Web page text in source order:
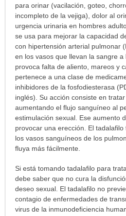
enfermedades
prescribe
este
medicamento?
sido
extendido.
para orinar (vacilación, goteo,
incompleto de la vejiga), dolor al
urgencia urinaria en hombres
se usa para mejorar la capacidad
con hipertensión arterial pulmonar
en los vasos que llevan la sangre a
provoca falta de aliento, mareos y
pertenece a una clase de
inhibidores de la fosfodiesterasa
inglés). Su acción consiste en
aumentando el flujo sanguíneo al
estimulación sexual. Ese aumento
provocar una erección. El
los vasos sanguíneos de los
fluya más fácilmente.
Si está tomando tadalafilo para
debe saber que no cura la
deseo sexual. El tadalafilo no
contagio de enfermedades de
virus de la inmunodeficiencia